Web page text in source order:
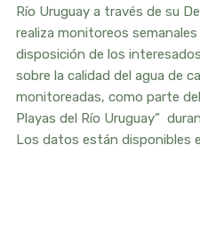
Río Uruguay a través de su
realiza monitoreos
disposición de los
sobre la calidad del agua de
monitoreadas, como parte
Playas del Río Uruguay”
Los datos están disponibles